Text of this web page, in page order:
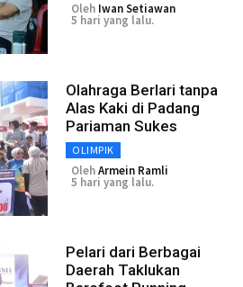
Oleh Iwan Setiawan
5 hari yang lalu.
Olahraga Berlari tanpa
Alas Kaki di Padang
Pariaman Sukes
OLIMPIK
OlehArmein Ramli
5 hari yang lalu.
Pelari dari Berbagai
Daerah Taklukan